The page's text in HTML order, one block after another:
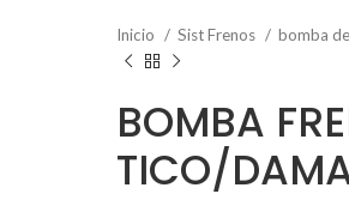
Inicio Sist Frenos bomba
BOMBA
TICO/